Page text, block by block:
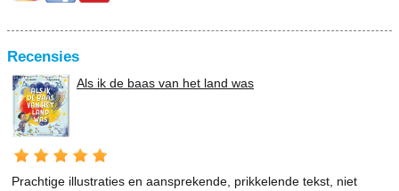
Recensies
Als ik de baas van het land was
Prachtige illustraties en aansprekende, prikkelende tekst, niet